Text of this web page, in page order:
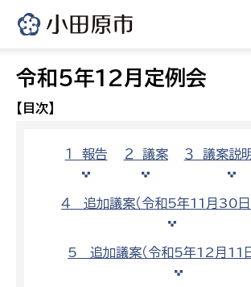
令和5年12月定例会
【目次】
１ 報告 ２ 議案 ３ 議案説
４ 追加議案（令和5年11月30日
5 追加議案（令和5年12月11日